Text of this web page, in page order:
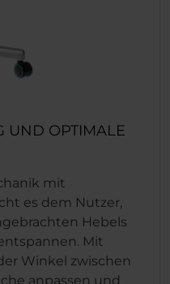
UND OPTIMALE
mit
es dem Nutzer,
Hebels
Mit
Winkel zwischen
anpassen und